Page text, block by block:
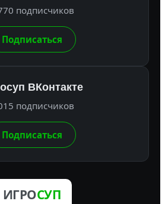
подписчиков
Подписаться
ВКонтакте
подписчиков
Подписаться
ИГРОСУП